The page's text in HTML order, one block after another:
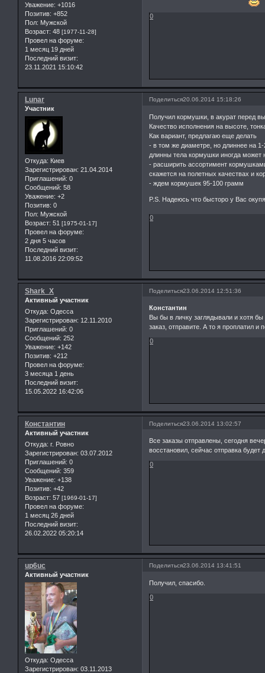
Уважение: +1016
Позитив: +852
Пол: Мужской
Возраст: 48 [1977-11-28]
Провел на форуме:
1 месяц 19 дней
Последний визит:
23.11.2021 15:10:42
0
Поделиться20.06.2014 15:18:26
Lunar
Участник
Откуда: Киев
Зарегистрирован: 21.04.2014
Приглашений: 0
Сообщений: 58
Уважение: +2
Позитив: 0
Пол: Мужской
Возраст: 51 [1975-01-17]
Провел на форуме:
2 дня 5 часов
Последний визит:
11.08.2016 22:09:52
Получил кормушки, в акурат перед
Качество исполнения на высоте,
Как вариант, предлагаю еще делать
- в том же диаметре, но длиннее на 1-
длинны тела кормушки иногда может
- расширить ассортимент
скажется на полетных качествах и
- ждем кормушек 95-100 грамм
P.S. Надеюсь что бысторо у Вас
0
Поделиться23.06.2014 12:51:36
Shark_X
Активный участник
Откуда: Одесса
Зарегистрирован: 12.11.2010
Приглашений: 0
Сообщений: 252
Уважение: +142
Позитив: +212
Провел на форуме:
3 месяца 1 день
Последний визит:
15.05.2022 16:42:06
Константин
Вы бы в личку заглядывали и хотя бы
заказ, отправите. А то я проплатил и
0
Поделиться23.06.2014 13:02:57
Константин
Активный участник
Откуда: г. Ровно
Зарегистрирован: 03.07.2012
Приглашений: 0
Сообщений: 359
Уважение: +138
Позитив: +42
Возраст: 57 [1969-01-17]
Провел на форуме:
1 месяц 26 дней
Последний визит:
26.02.2022 05:20:14
Все заказы отправлены, сегодня
восстановил, сейчас отправка будет
0
Поделиться23.06.2014 13:41:51
up6uc
Активный участник
Откуда: Одесса
Зарегистрирован: 03.11.2013
Получил, спасибо.
0